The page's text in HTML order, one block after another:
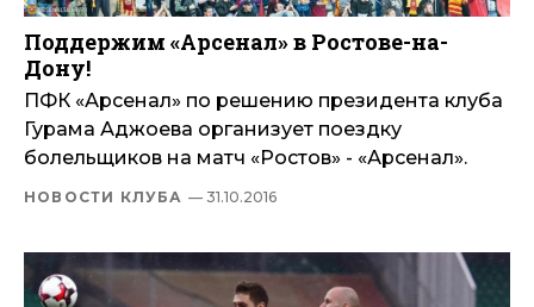
Поддержим «Арсенал» в Ростове-на-
Дону!
ПФК «Арсенал» по решению президента клуба
Гурама Аджоева организует поездку
болельщиков на матч «Ростов» - «Арсенал».
НОВОСТИ КЛУБА — 31.10.2016